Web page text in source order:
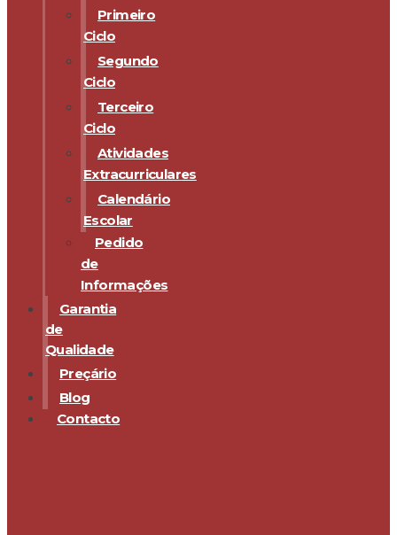
Primeiro
Ciclo
Segundo
Ciclo
Terceiro
Ciclo
Atividades
Extracurriculares
Calendário
Escolar
Pedido
de
Informações
Garantia
de
Qualidade
Preçário
Blog
Contacto